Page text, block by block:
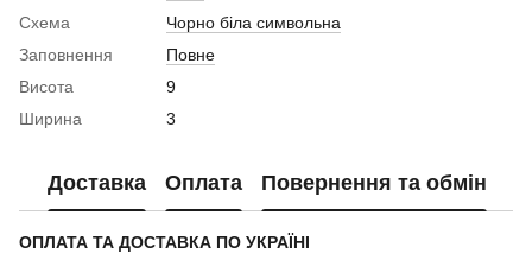
Схема
Чорно біла символьна
Заповнення
Повне
Висота
9
Ширина
3
Доставка Оплата Повернення та обмін
ОПЛАТА ТА ДОСТАВКА ПО УКРАЇНІ